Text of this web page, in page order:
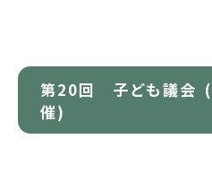
第20回 子ども議会 (
催)